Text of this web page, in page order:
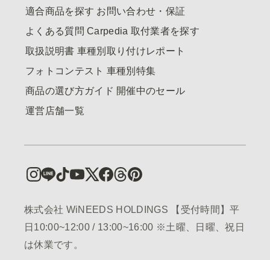
適合商品を探す お問い合わせ・保証
よくある質問 Carpedia 取付業者を探す
取扱説明書 車種別取り付けレポート
フォトコンテスト 車種別特集
商品の選び方ガイド 開催中のセール
運営店舗一覧
株式会社 WiNEEDS HOLDINGS 【受付時間】平
日10:00~12:00 / 13:00~16:00 ※土曜、日曜、祝日
は休業です。